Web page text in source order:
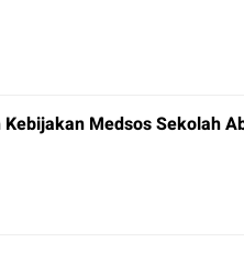
Medsos Sekolah